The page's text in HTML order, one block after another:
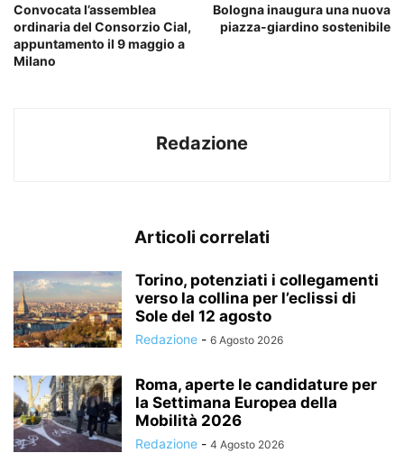
Convocata l’assemblea
ordinaria del Consorzio Cial,
appuntamento il 9 maggio a
Milano
Bologna inaugura una nuova
piazza-giardino sostenibile
Redazione
Articoli correlati
Torino, potenziati i collegamenti
verso la collina per l’eclissi di
Sole del 12 agosto
Redazione - 6 Agosto 2026
Roma, aperte le candidature per
la Settimana Europea della
Mobilità 2026
Redazione - 4 Agosto 2026